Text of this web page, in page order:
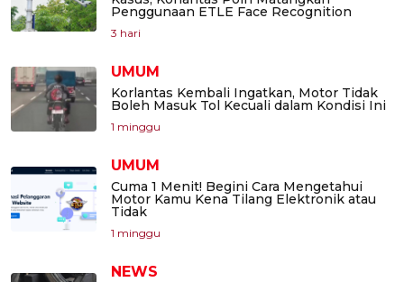
Penggunaan ETLE Face Recognition
3 hari
UMUM
Korlantas Kembali Ingatkan, Motor Tidak
Boleh Masuk Tol Kecuali dalam Kondisi Ini
1 minggu
UMUM
Cuma 1 Menit! Begini Cara Mengetahui
Motor Kamu Kena Tilang Elektronik atau
Tidak
1 minggu
NEWS